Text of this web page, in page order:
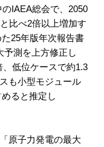
のIAEA総会で、2050
比べ2倍以上増加す
25年版年次報告書
予測を上方修正し
低位ケースで約1.3
も小型モジュール
ると推定し
原子力発電の最大